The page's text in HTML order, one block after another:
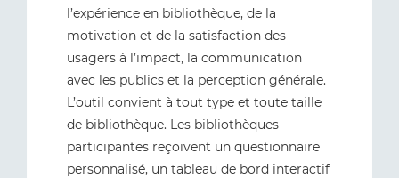
l’expérience en bibliothèque, de la
motivation et de la satisfaction des
usagers à l’impact, la communication
avec les publics et la perception générale.
L’outil convient à tout type et toute taille
de bibliothèque. Les bibliothèques
participantes reçoivent un questionnaire
personnalisé, un tableau de bord interactif